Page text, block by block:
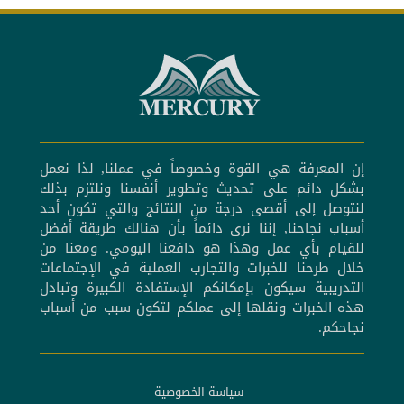
إن المعرفة هي القوة وخصوصاً في عملنا, لذا نعمل
بشكل دائم على تحديث وتطوير أنفسنا ونلتزم بذلك
لنتوصل إلى أقصى درجة من النتائج والتي تكون أحد
أسباب نجاحنا, إننا نرى دائماً بأن هنالك طريقة أفضل
للقيام بأي عمل وهذا هو دافعنا اليومي. ومعنا من
خلال طرحنا للخبرات والتجارب العملية في الإجتماعات
التدريبية سيكون بإمكانكم الإستفادة الكبيرة وتبادل
هذه الخبرات ونقلها إلى عملكم لتكون سبب من أسباب
نجاحكم.
سياسة الخصوصية